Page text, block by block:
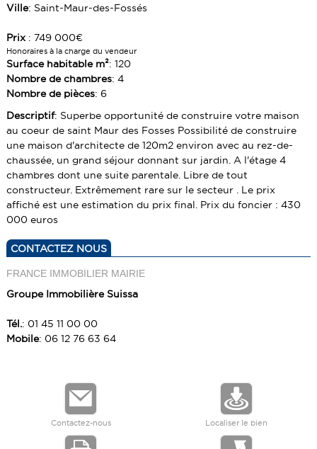
MAISONS
IMMEUBLES
LOCAUX COMMERCIAUX
PARKING BOX
TOUTES LES LOCATIONS
MAISONS
APPARTEMENTS
IMMEUBLES
TERRAINS
PARKING BOX
RECHERCHER
NOS CONSEILS
GUIDE ACQUÉREUR
GUIDE VENDEUR
NOS AGENCES
NOUS REJOINDRE
Ville: Saint-Maur-des-Fossés
Prix: 749 000€
Honoraires à la charge du vendeur
Surface habitable m²: 120
Nombre de chambres: 4
Nombre de pièces: 6
Descriptif: Superbe opportunité de construire votre maison
au coeur de saint Maur des Fosses Possibilité de construire
une maison d'architecte de 120m2 environ avec au rez-de-
chaussée, un grand séjour donnant sur jardin. A l'étage 4
chambres dont une suite parentale. Libre de tout
constructeur. Extrêmement rare sur le secteur . Le prix
affiché est une estimation du prix final. Prix du foncier : 430
000 euros
CONTACTEZ NOUS
FRANCE IMMOBILIER MAIRIE
Groupe Immobilière Suissa
Tél.: 01 45 11 00 00
Mobile: 06 12 76 63 64
Contactez-nous Localiser le bien